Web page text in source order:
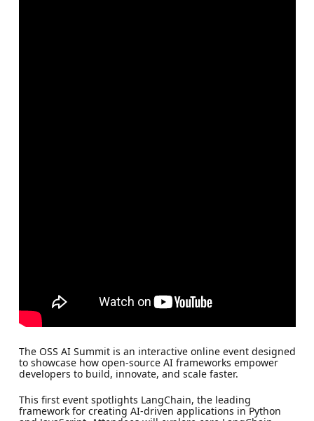
The OSS AI Summit is an interactive online event designed
to showcase how open-source AI frameworks empower
developers to build, innovate, and scale faster.
This first event spotlights LangChain, the leading
framework for creating AI-driven applications in Python